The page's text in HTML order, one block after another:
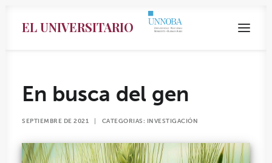
EL UNIVERSITARIO
En busca del gen
SEPTIEMBRE DE 2021 CATEGORIAS: INVESTIGACIÓN